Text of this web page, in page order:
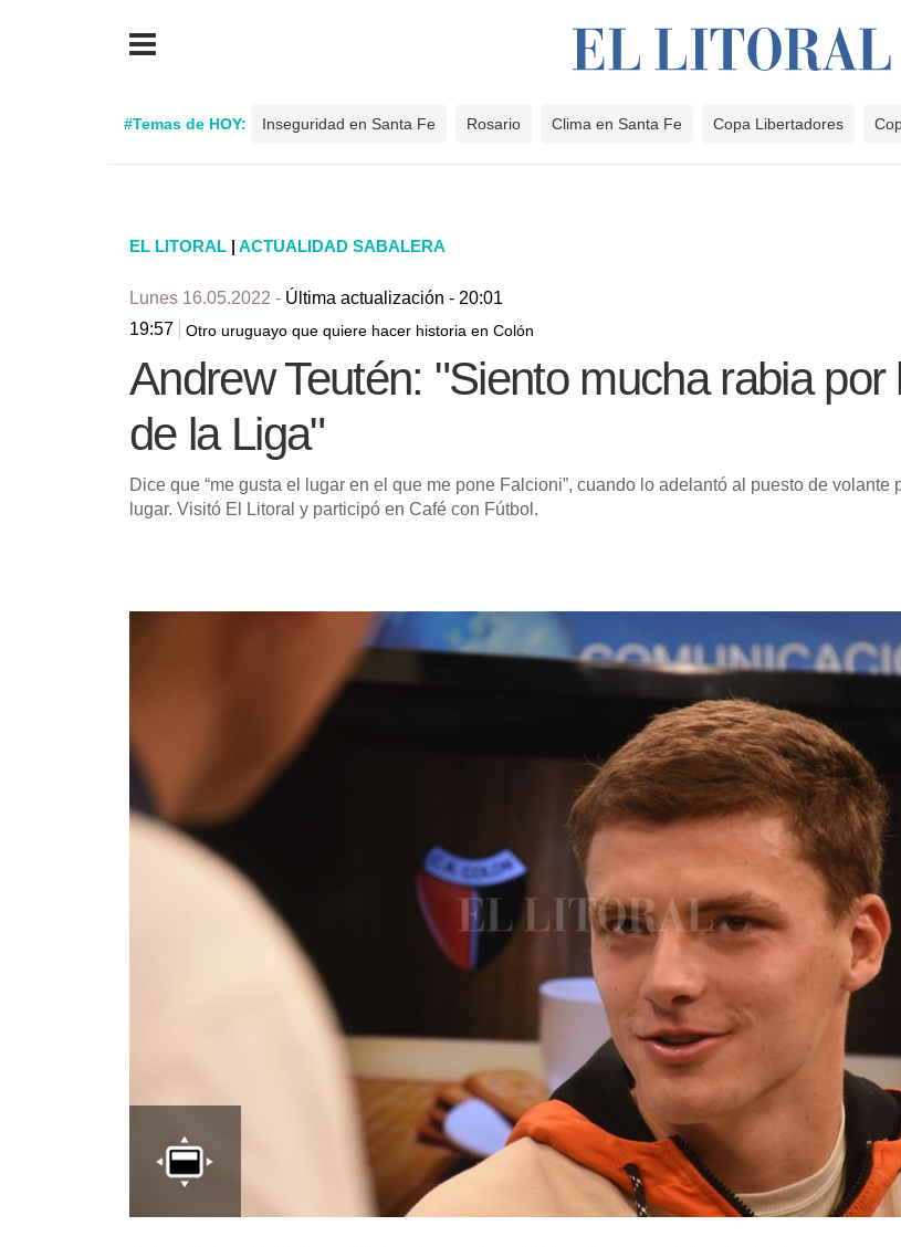
#Temas de HOY: Inseguridad en Santa Fe Rosario Clima en Santa Fe Copa Libertadores
EL LITORAL | ACTUALIDAD SABALERA
Lunes 16.05.2022 - Última actualización - 20:01
19:57
Otro uruguayo que quiere hacer historia en Colón
Andrew Teutén: "Siento mucha rabia
de la Liga"
Dice que “me gusta el lugar en el que me pone Falcioni”, cuando lo adelantó al puesto de
lugar. Visitó El Litoral y participó en Café con Fútbol.